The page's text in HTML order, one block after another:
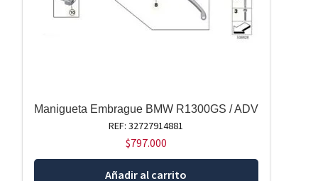
Manigueta Embrague BMW R1300GS / ADV
REF: 32727914881
$797.000
Añadir al carrito